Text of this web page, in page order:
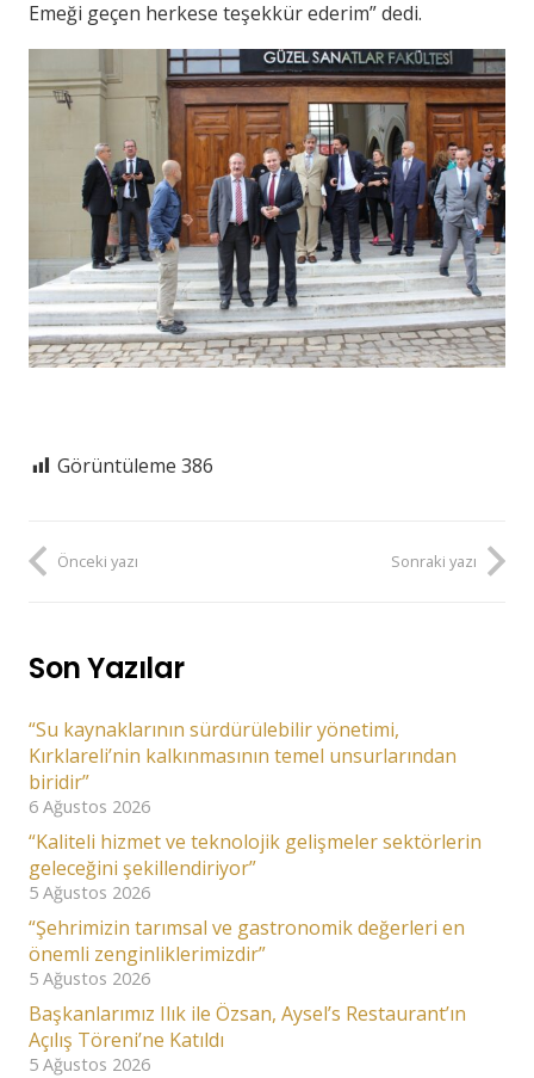
Emeği geçen herkese teşekkür ederim” dedi.
Görüntüleme 386
Önceki yazı Sonraki yazı
Son Yazılar
“Su kaynaklarının sürdürülebilir yönetimi,
Kırklareli’nin kalkınmasının temel unsurlarından
biridir”
6 Ağustos 2026
“Kaliteli hizmet ve teknolojik gelişmeler sektörlerin
geleceğini şekillendiriyor”
5 Ağustos 2026
“Şehrimizin tarımsal ve gastronomik değerleri en
önemli zenginliklerimizdir”
5 Ağustos 2026
Başkanlarımız Ilık ile Özsan, Aysel’s Restaurant’ın
Açılış Töreni’ne Katıldı
5 Ağustos 2026